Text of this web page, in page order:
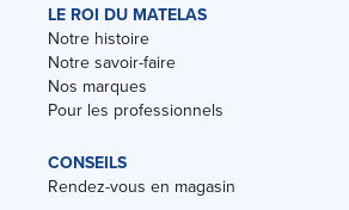
LE ROI DU MATELAS
Notre histoire
Notre savoir-faire
Nos marques
Pour les professionnels
CONSEILS
Rendez-vous en magasin